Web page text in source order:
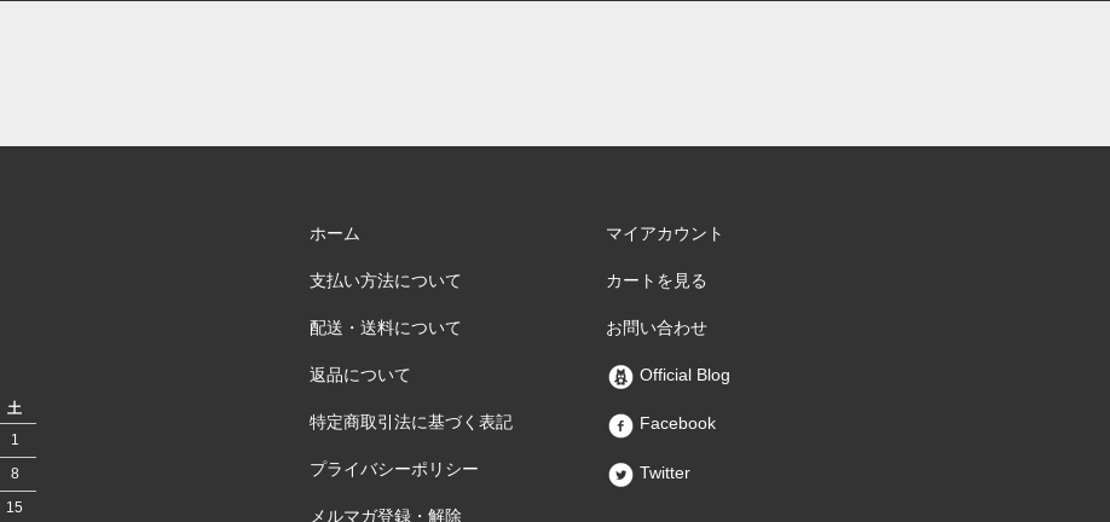
土
1
8
15
ホーム
支払い方法について
配送・送料について
返品について
特定商取引法に基づく表記
プライバシーポリシー
メルマガ登録・解除
マイアカウント
カートを見る
お問い合わせ
Official Blog
Facebook
Twitter